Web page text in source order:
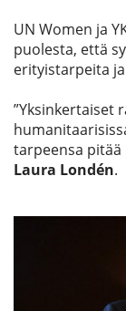
UN Women ja
puolesta, että
erityistarpeita
”Yksinkertaiset
tarpeensa pitää
Laura Londén.